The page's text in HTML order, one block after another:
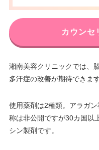
カウンセ
湘南美容クリニックでは、
多汗症の改善が期待できま
使用薬剤は2種類。アラガ
称は非公開ですが30カ国以
シン製剤です。